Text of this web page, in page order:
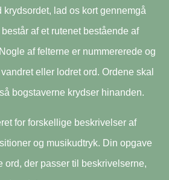
krydsordet, lad os kort gennemgå
af et rutenet bestående af
af felterne er nummererede og
eller lodret ord. Ordene skal
bogstaverne krydser hinanden.
for forskellige beskrivelser af
og musikudtryk. Din opgave
ord, der passer til beskrivelserne,